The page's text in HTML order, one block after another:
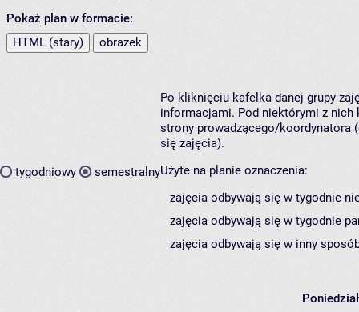
Pokaż plan w formacie:
HTML (stary)
obrazek
tygodniowy semestralny
Po kliknięciu kafelka danej grupy
informacjami. Pod niektórymi z nich
strony prowadzącego/koordynatora
się zajęcia).
Użyte na planie oznaczenia:
zajęcia odbywają się w tygodnie
zajęcia odbywają się w tygodnie
zajęcia odbywają się w inny